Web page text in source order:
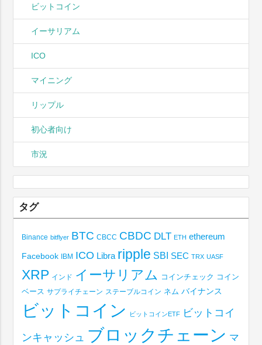
ビットコイン
イーサリアム
ICO
マイニング
リップル
初心者向け
市況
タグ
Binance bitflyer BTC CBCC CBDC DLT ETH ethereum
Facebook IBM ICO Libra ripple SBI SEC TRX UASF
XRP インド イーサリアム コインチェック コイン
ベース サプライチェーン ステーブルコイン ネム バイナンス
ビットコイン ビットコインETF ビットコイ
ンキャッシュ ブロックチェーン マ